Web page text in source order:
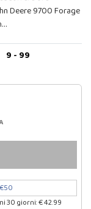
Deere 9700 Forage
9 - 99
30 giorni: € 42.99